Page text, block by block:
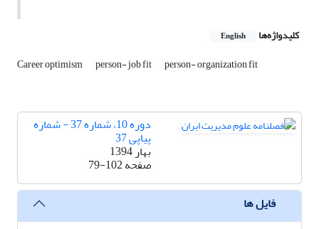
کلیدواژه‌ها English
Career optimism person- job fit person- organization fit
دوره 10، شماره 37 - شماره
پیاپی 37
بهار 1394
صفحه79-102
فایل ها